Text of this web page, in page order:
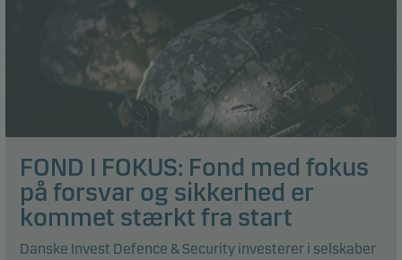
FOND I FOKUS: Fond med fokus
på forsvar og sikkerhed er
kommet stærkt fra start
Danske Invest Defence & Security investerer i selskaber